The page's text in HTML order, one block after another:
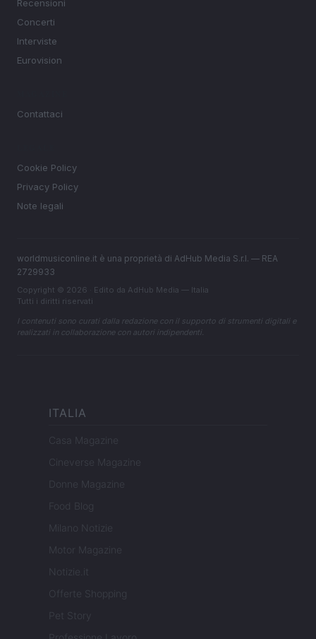
Recensioni
Concerti
Interviste
Eurovision
Contattaci
Cookie Policy
Privacy Policy
Note legali
worldmusiconline.it è una proprietà di AdHub Media S.r.l. — REA
2729933
Copyright © 2026 · Edito da AdHub Media — Italia
Tutti i diritti riservati
I contenuti sono curati dalla redazione con il supporto di strumenti digitali e
realizzati in collaborazione con autori indipendenti.
ITALIA
Casa Magazine
Cineverse Magazine
Donne Magazine
Food Blog
Milano Notizie
Motor Magazine
Notizie.it
Offerte Shopping
Pet Story